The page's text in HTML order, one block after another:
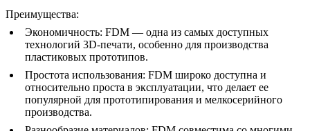
Преимущества:
Экономичность: FDM — одна из самых доступных
технологий 3D-печати, особенно для производства
пластиковых прототипов.
Простота использования: FDM широко доступна и
относительно проста в эксплуатации, что делает ее
популярной для прототипирования и мелкосерийного
производства.